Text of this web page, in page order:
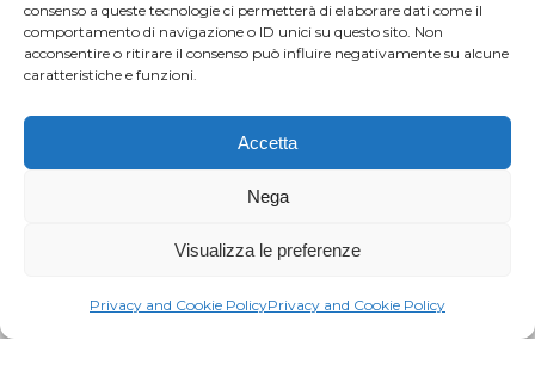
consenso a queste tecnologie ci permetterà di elaborare dati come il
comportamento di navigazione o ID unici su questo sito. Non
acconsentire o ritirare il consenso può influire negativamente su alcune
caratteristiche e funzioni.
Accetta
Nega
Visualizza le preferenze
Privacy and Cookie PolicyPrivacy and Cookie Policy
Via Virginio 358/360
Loc. Anselmo 50025 Montespertoli (FI)
E-mail: info@paciarrediscolastici.com
PEC: pacisrl@interfreepec.it
Tel e Fax: +39 0571 675108
PI e CF: 05012160486 Registro delle Imprese di
Capitale Sociale Euro 20.800,00 i.v.